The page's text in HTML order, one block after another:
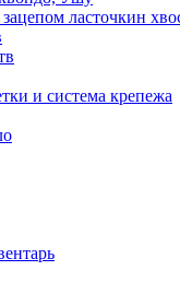
ласточкин
и система крепежа